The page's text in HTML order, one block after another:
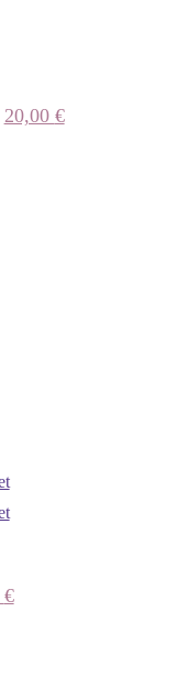
20,00 €Aktueller
Preis
€Aktueller
Preis